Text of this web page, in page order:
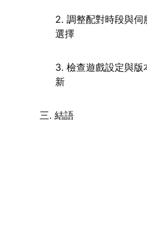
2. 調整配對時段與伺
選擇
3. 檢查遊戲設定與版
新
三. 結語